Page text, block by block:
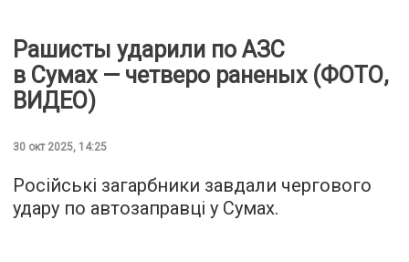
Рашисты ударили по АЗС
в Сумах — четверо раненых (ФОТО,
ВИДЕО)
30 окт 2025, 14:25
Російські загарбники завдали чергового
удару по автозаправці у Сумах.